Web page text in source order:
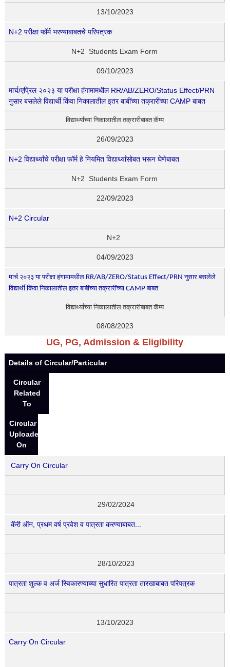
13/10/2023
N+2 परीक्षा फॉर्म भरण्याबाबतचे परिपत्रक
N+2 Students Exam Form
09/10/2023
मार्च/एप्रिल २०२३ या परीक्षा हंगामामधील RR/AB/ZERO/Status Effect/PRN
नुसार बसलेले विद्यार्थी किंवा निकालातील इतर बाबींच्या तक्रारींच्या CAMP बाबत
विद्यार्थ्यांच्या निकालातील तक्रारीबाबत कॅम्प
26/09/2023
N+2 विद्यार्थ्यांचे परीक्षा फॉर्म हे नियमित विद्यार्थ्यांसोबत भरून घेणेबाबत
N+2 Students Exam Form
22/09/2023
N+2 Circular
N+2
04/09/2023
मार्च २०२३ या परीक्षा हंगामामधील RR/AB/ZERO/Status Effect/PRN नुसार बसलेले
विद्यार्थी किंवा निकालातील इतर बाबींच्या तक्रारींच्याCAMPबाबत
विद्यार्थ्यांच्या निकालातील तक्रारीबाबत कॅम्प
08/08/2023
UG, PG, Admission & Eligibility
Details of Circular/Particular
Circular
Related
To
Circular
Uploaded
On
Carry On Circular
29/02/2024
कॅरी ऑन, प्रथम वर्ष प्रवेश व पात्रता करण्याबाबत...
28/10/2023
पात्रता शुल्क व अर्ज स्विकारण्याच्या सुधारित पात्रता तारखाबाबत परिपत्रक
13/10/2023
Carry On Circular